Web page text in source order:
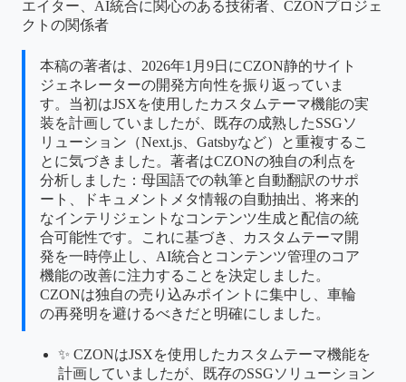
エイター、AI統合に関心のある技術者、CZONプロジェ
クトの関係者
本稿の著者は、2026年1月9日にCZON静的サイト
ジェネレーターの開発方向性を振り返っていま
す。当初はJSXを使用したカスタムテーマ機能の実
装を計画していましたが、既存の成熟したSSGソ
リューション（Next.js、Gatsbyなど）と重複するこ
とに気づきました。著者はCZONの独自の利点を
分析しました：母国語での執筆と自動翻訳のサポ
ート、ドキュメントメタ情報の自動抽出、将来的
なインテリジェントなコンテンツ生成と配信の統
合可能性です。これに基づき、カスタムテーマ開
発を一時停止し、AI統合とコンテンツ管理のコア
機能の改善に注力することを決定しました。
CZONは独自の売り込みポイントに集中し、車輪
の再発明を避けるべきだと明確にしました。
✨ CZONはJSXを使用したカスタムテーマ機能を
計画していましたが、既存のSSGソリューション